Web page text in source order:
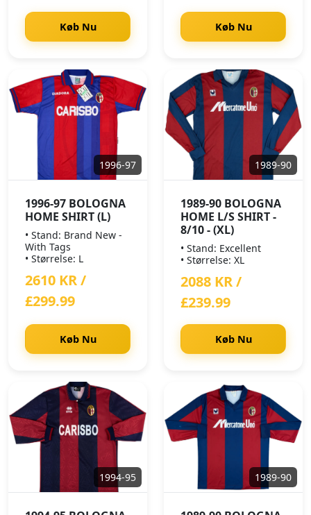
Køb Nu Køb Nu
1996-97
1996-97 BOLOGNA
HOME SHIRT (L)
• Stand: Brand New -
With Tags
• Størrelse: L
2610 KR /
£299.99
Køb Nu
1989-90
1989-90 BOLOGNA
HOME L/S SHIRT -
8/10 - (XL)
• Stand: Excellent
• Størrelse: XL
2088 KR /
£239.99
Køb Nu
1994-95 1989-90